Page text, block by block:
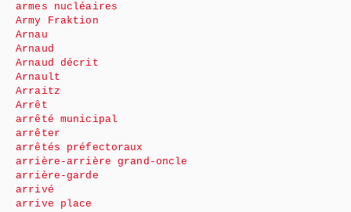
armes nucléaires
Army Fraktion
Arnau
Arnaud
Arnaud décrit
Arnault
Arraitz
Arrêt
arrêté municipal
arrêter
arrêtés préfectoraux
arrière-arrière grand-oncle
arrière-garde
arrivé
arrive place